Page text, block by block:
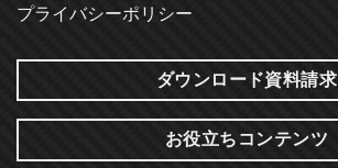
プライバシーポリシー
ダウンロード資料請求
お役立ちコンテンツ